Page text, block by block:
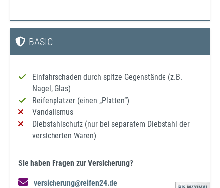
BASIC
Einfahrschaden durch spitze Gegenstände (z.B.
Nagel, Glas)
Reifenplatzer (einen „Platten“)
Vandalismus
Diebstahlschutz (nur bei separatem Diebstahl der
versicherten Waren)
Sie haben Fragen zur Versicherung?
versicherung@reifen24.de